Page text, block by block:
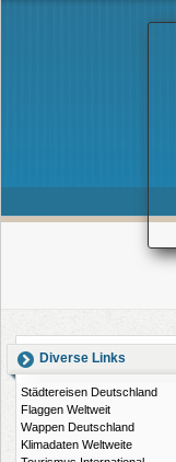
Diverse Links
Städtereisen Deutschland
Flaggen Weltweit
Wappen Deutschland
Klimadaten Weltweite